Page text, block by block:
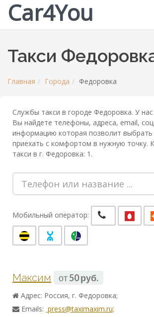
Car4You
Такси
Главная Города Федоровка
Службы такси в городе Федоровка. У
Вы найдете телефоны, адреса, email,
информацию которая позволит выбрать
приехать с комфортом в нужную точку.
такси в г. Федоровка: 1.
Мобильный оператор:
Максим от50 руб.
Адрес: Россия, г. Федоровка;
Emails: press@taximaxim.ru;